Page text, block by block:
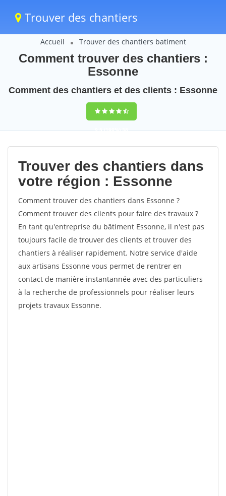
Trouver des chantiers
Accueil Trouver des chantiers batiment
Comment trouver des chantiers :
Essonne
Comment des chantiers et des clients : Essonne
9,5(100%)38
votes
Trouver des chantiers dans
votre région : Essonne
Comment trouver des chantiers dans Essonne ?
Comment trouver des clients pour faire des travaux ?
En tant qu'entreprise du bâtiment Essonne, il n'est pas
toujours facile de trouver des clients et trouver des
chantiers à réaliser rapidement. Notre service d'aide
aux artisans Essonne vous permet de rentrer en
contact de manière instantannée avec des particuliers
à la recherche de professionnels pour réaliser leurs
projets travaux Essonne.